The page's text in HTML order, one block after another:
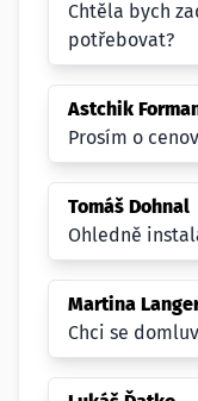
Chtěla bych
potřebovat?
Astchik
Prosím o
Tomáš Dohnal
Ohledně
Martina
Chci se